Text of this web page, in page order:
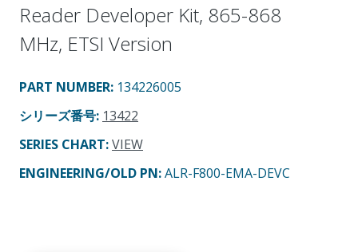
Reader Developer Kit, 865-868
MHz, ETSI Version
PART NUMBER: 134226005
シリーズ番号: 13422
SERIES CHART:VIEW
ENGINEERING/OLD PN:ALR-F800-EMA-DEVC